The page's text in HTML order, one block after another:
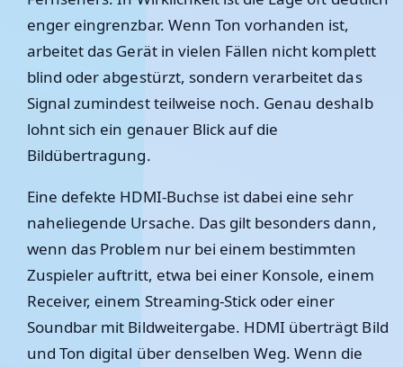
enger eingrenzbar. Wenn Ton vorhanden ist,
arbeitet das Gerät in vielen Fällen nicht komplett
blind oder abgestürzt, sondern verarbeitet das
Signal zumindest teilweise noch. Genau deshalb
lohnt sich ein genauer Blick auf die
Bildübertragung.
Eine defekte HDMI-Buchse ist dabei eine sehr
naheliegende Ursache. Das gilt besonders dann,
wenn das Problem nur bei einem bestimmten
Zuspieler auftritt, etwa bei einer Konsole, einem
Receiver, einem Streaming-Stick oder einer
Soundbar mit Bildweitergabe. HDMI überträgt Bild
und Ton digital über denselben Weg. Wenn die